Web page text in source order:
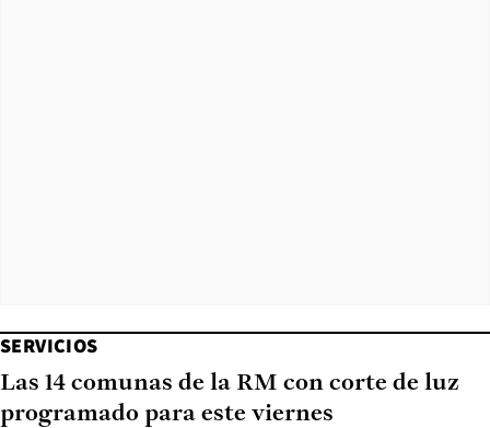
SERVICIOS
Las 14 comunas de la RM con corte de luz
programado para este viernes